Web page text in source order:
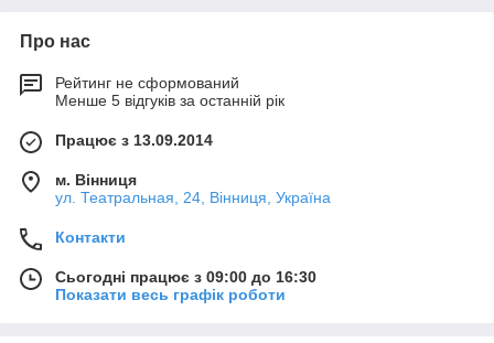
Про нас
Рейтинг не сформований
Менше 5 відгуків за останній рік
Працює з 13.09.2014
м. Вінниця
ул. Театральная, 24, Вінниця, Україна
Контакти
Сьогодні працює з 09:00 до 16:30
Показати весь графік роботи